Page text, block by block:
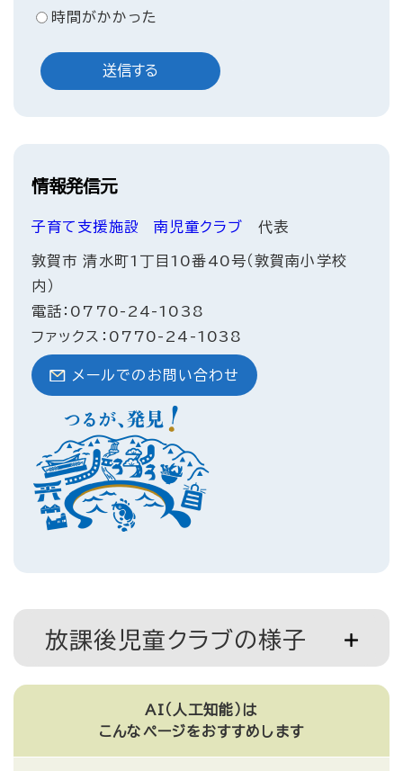
時間がかかった
情報発信元
子育て支援施設 南児童クラブ 代表
敦賀市 清水町1丁目10番40号（敦賀南小学校
内）
電話：0770-24-1038
ファックス：0770-24-1038
メールでのお問い合わせ
放課後児童クラブの様子
AI（人工知能）は
こんなページをおすすめします